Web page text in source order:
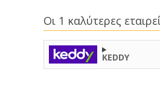
Οι 1 καλύτερες
KEDDY